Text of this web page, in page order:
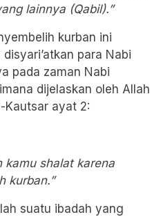
lainnya (Qabil).”
kurban ini
para Nabi
pada zaman Nabi
dijelaskan oleh Allah
Kautsar ayat 2:
kamu shalat karena
kurban.”
suatu ibadah yang